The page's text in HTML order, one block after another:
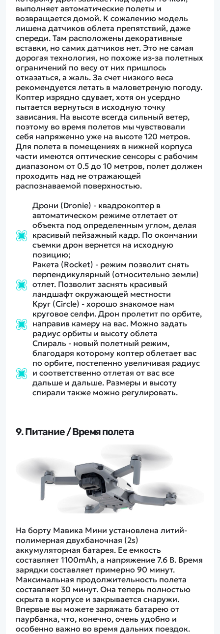
выполняет автоматические полеты и
возвращается домой. К сожалению модель
лишена датчиков облета препятствий, даже
спереди. Там расположены декоративные
вставки, но самих датчиков нет. Это не самая
дорогая технология, но похоже из-за полетных
ограничений по весу от них пришлось
отказаться, а жаль. За счет низкого веса
рекомендуется летать в маловетреную погоду.
Коптер изрядно сдувает, хотя он усердно
пытается вернуться в исходную точку
зависания. На высоте всегда сильный ветер,
поэтому во время полетов мы чувствовали
себя напряженно уже на высоте 120 метров.
Для полета в помещениях в нижней корпуса
части имеются оптические сенсоры с рабочим
диапазоном от 0.5 до 10 метров, полет должен
проходить над не отражающей
распознаваемой поверхностью.
Дрони (Dronie) - квадрокоптер в
автоматическом режиме отлетает от
объекта под определенным углом, делая
красивый пейзажный кадр. По окончании
съемки дрон вернется на исходную
позицию;
Ракета (Rocket) - режим позволит снять
перпендикулярный (относительно земли)
отлет. Позволит заснять красивый
ландшафт окружающей местности
Круг (Circle) - хорошо знакомое нам
круговое селфи. Дрон пролетит по орбите,
направив камеру на вас. Можно задать
радиус орбиты и высоту облета
Спираль - новый полетный режим,
благодаря которому коптер облетает вас
по орбите, постепенно увеличивая радиус
и соответственно отлетая от вас все
дальше и дальше. Размеры и высоту
спирали также можно регулировать.
9. Питание / Время полета
На борту Мавика Мини установлена литий-
полимерная двухбаночная (2s)
аккумуляторная батарея. Ее емкость
составляет 1100mAh, а напряжение 7.6 В. Время
зарядки составляет примерно 90 минут.
Максимальная продолжительность полета
составляет 30 минут. Она теперь полностью
скрыта в корпусе и закрывается снаружи.
Впервые вы можете заряжать батарею от
паурбанка, что, конечно, очень удобно и
особенно важно во время дальних поездок.